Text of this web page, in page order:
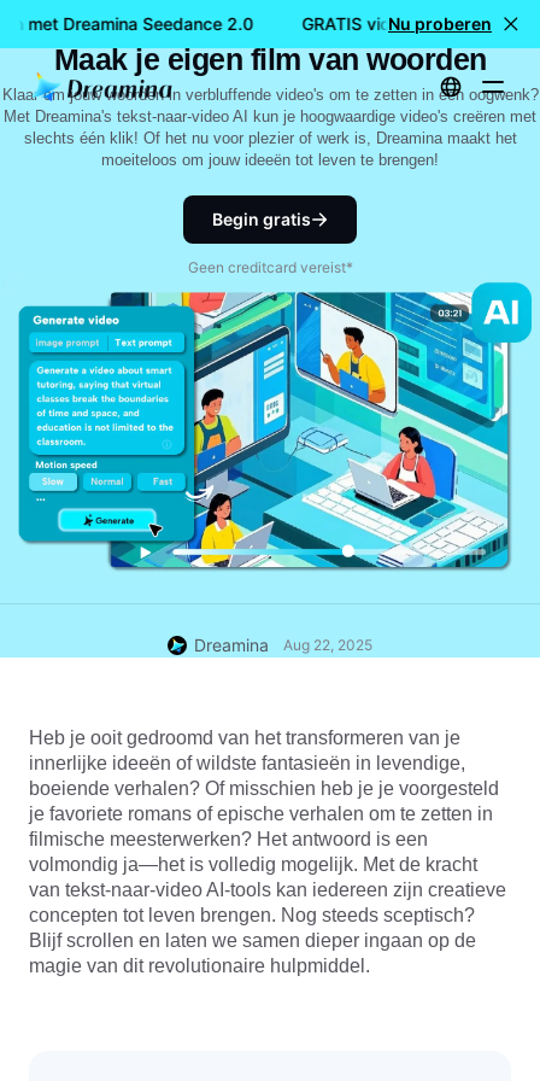
met Dreamina Seedance 2.0 GRATIS video's maken met
Nu proberen
Converteer tekst naar video met AI:
Maak je eigen film van woorden
Klaar om jouw woorden in verbluffende video's om te zetten in een oogwenk?
Met Dreamina's tekst-naar-video AI kun je hoogwaardige video's creëren met
slechts één klik! Of het nu voor plezier of werk is, Dreamina maakt het
moeiteloos om jouw ideeën tot leven te brengen!
Begin gratis
Geen creditcard vereist*
Dreamina Aug 22, 2025
Heb je ooit gedroomd van het transformeren van je
innerlijke ideeën of wildste fantasieën in levendige,
boeiende verhalen? Of misschien heb je je voorgesteld
je favoriete romans of epische verhalen om te zetten in
filmische meesterwerken? Het antwoord is een
volmondig ja—het is volledig mogelijk. Met de kracht
van tekst-naar-video AI-tools kan iedereen zijn creatieve
concepten tot leven brengen. Nog steeds sceptisch?
Blijf scrollen en laten we samen dieper ingaan op de
magie van dit revolutionaire hulpmiddel.